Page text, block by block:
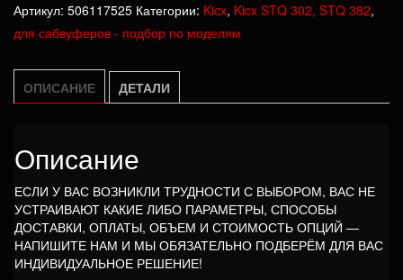
Kicx
STQ
STQ
382
Артикул: 506117525 Категории: Kicx, Kicx STQ 302, STQ 382,
для сабвуферов - подбор по моделям
ОПИСАНИЕ ДЕТАЛИ
Описание
ЕСЛИ У ВАС ВОЗНИКЛИ ТРУДНОСТИ С ВЫБОРОМ, ВАС НЕ
УСТРАИВАЮТ КАКИЕ ЛИБО ПАРАМЕТРЫ, СПОСОБЫ
ДОСТАВКИ, ОПЛАТЫ, ОБЪЕМ И СТОИМОСТЬ ОПЦИЙ —
НАПИШИТЕ НАМ И МЫ ОБЯЗАТЕЛЬНО ПОДБЕРЁМ ДЛЯ ВАС
ИНДИВИДУАЛЬНОЕ РЕШЕНИЕ!